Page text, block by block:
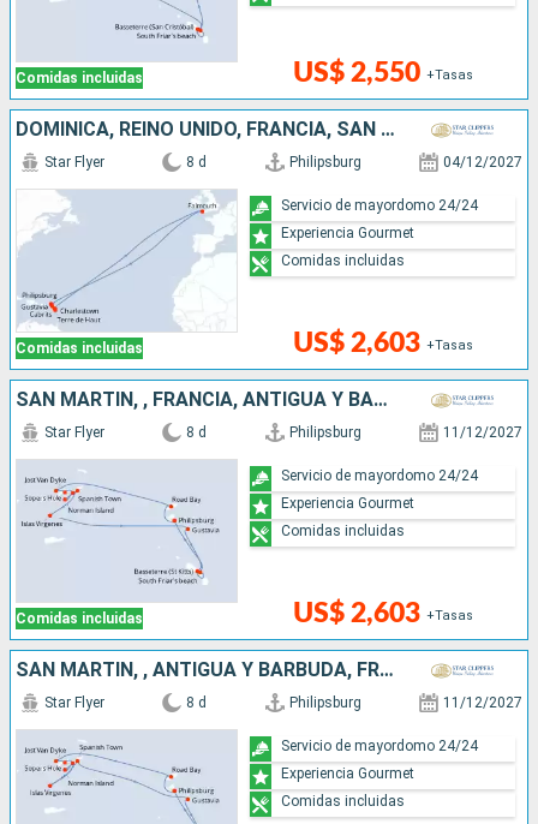
Comidas incluidas US$ 2,550 +Tasas
DOMINICA, REINO UNIDO, FRANCIA, SAN MARTÍN
Comidas incluidas
Star Flyer 8 d Philipsburg 04/12/2027
US$ 2,603 +Tasas
Servicio de mayordomo 24/24
Experiencia Gourmet
Comidas incluidas
SAN MARTÍN, , FRANCIA, ANTIGUA Y BARBUDA
Comidas incluidas
Star Flyer 8 d Philipsburg 11/12/2027
US$ 2,603 +Tasas
Servicio de mayordomo 24/24
Experiencia Gourmet
Comidas incluidas
SAN MARTÍN, , ANTIGUA Y BARBUDA, FRANCIA
Star Flyer 8 d Philipsburg 11/12/2027
Servicio de mayordomo 24/24
Experiencia Gourmet
Comidas incluidas